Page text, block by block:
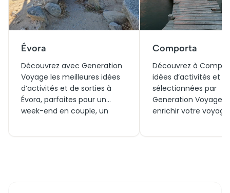
Évora
Découvrez avec Generation
Voyage les meilleures idées
d’activités et de sorties à
Évora, parfaites pour un
week-end en couple, un
Comporta
Découvrez à
idées d’activités et
sélectionnées par
Generation Voyage
enrichir votre